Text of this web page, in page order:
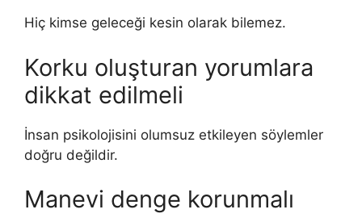
Hiç kimse geleceği kesin olarak bilemez.
Korku oluşturan yorumlara
dikkat edilmeli
İnsan psikolojisini olumsuz etkileyen söylemler
doğru değildir.
Manevi denge korunmalı